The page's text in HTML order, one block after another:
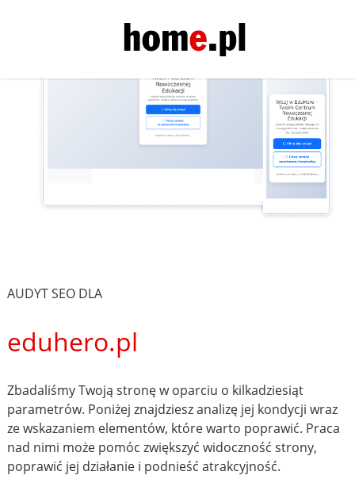
AUDYT SEO DLA
eduhero.pl
Zbadaliśmy Twoją stronę w oparciu o kilkadziesiąt
parametrów. Poniżej znajdziesz analizę jej kondycji wraz
ze wskazaniem elementów, które warto poprawić. Praca
nad nimi może pomóc zwiększyć widoczność strony,
poprawić jej działanie i podnieść atrakcyjność.